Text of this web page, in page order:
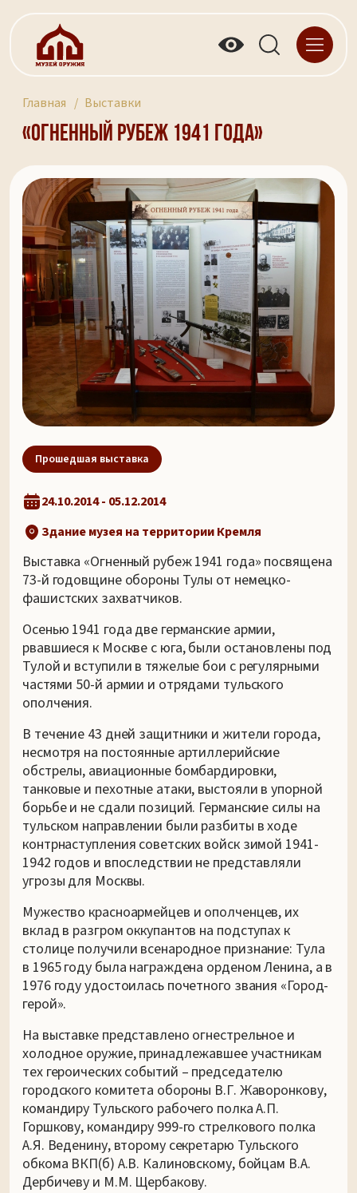
Главная Выставки
«Огненный рубеж 1941 года»
Прошедшая выставка
24.10.2014 - 05.12.2014
Здание музея на территории Кремля
Выставка «Огненный рубеж 1941 года» посвящена
73-й годовщине обороны Тулы от немецко-
фашистских захватчиков.
Осенью 1941 года две германские армии,
рвавшиеся к Москве с юга, были остановлены под
Тулой и вступили в тяжелые бои с регулярными
частями 50-й армии и отрядами тульского
ополчения.
В течение 43 дней защитники и жители города,
несмотря на постоянные артиллерийские
обстрелы, авиационные бомбардировки,
танковые и пехотные атаки, выстояли в упорной
борьбе и не сдали позиций. Германские силы на
тульском направлении были разбиты в ходе
контрнаступления советских войск зимой 1941-
1942 годов и впоследствии не представляли
угрозы для Москвы.
Мужество красноармейцев и ополченцев, их
вклад в разгром оккупантов на подступах к
столице получили всенародное признание: Тула
в 1965 году была награждена орденом Ленина, а в
1976 году удостоилась почетного звания «Город-
герой».
На выставке представлено огнестрельное и
холодное оружие, принадлежавшее участникам
тех героических событий – председателю
городского комитета обороны В.Г. Жаворонкову,
командиру Тульского рабочего полка А.П.
Горшкову, командиру 999-го стрелкового полка
А.Я. Веденину, второму секретарю Тульского
обкома ВКП(б) А.В. Калиновскому, бойцам В.А.
Дербичеву и М.М. Щербакову.